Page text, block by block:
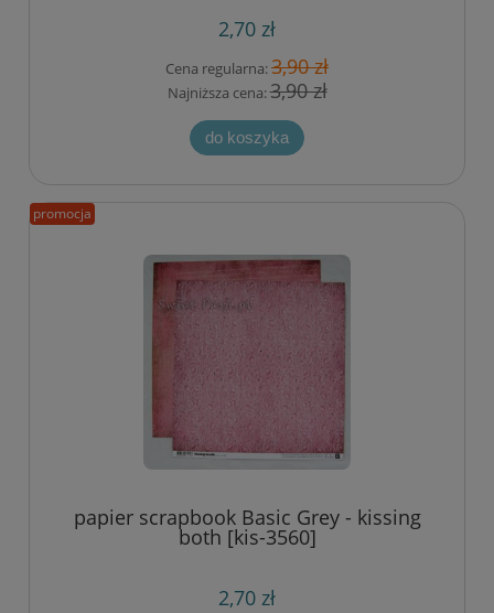
2,70 zł
Cena regularna:3,90 zł
Najniższa cena:3,90 zł
do koszyka
papier scrapbook Basic Grey - kissing
both [kis-3560]
2,70 zł
promocja